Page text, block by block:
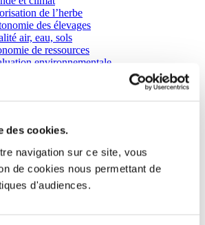
des cookies.
navigation sur ce site, vous
de cookies nous permettant de
d'audiences.
de l’herbe
des élevages
air, eau, sols
de ressources
environnementale
Protection et Santé des animaux